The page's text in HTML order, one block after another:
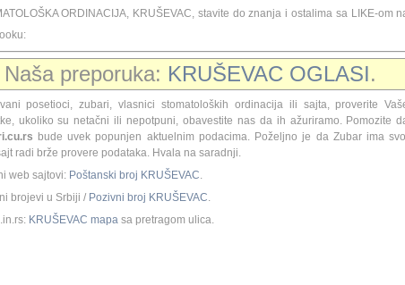
ORDINACIJA, KRUŠEVAC, stavite do znanja i ostalima sa LIKE-om
Naša preporuka: KRUŠEVAC OGLASI.
posetioci, zubari, vlasnici stomatoloških ordinacija ili sajta, proverite
ukoliko su netačni ili nepotpuni, obavestite nas da ih ažuriramo. Pomozite
bude uvek popunjen aktuelnim podacima. Poželjno je da Zubar ima
radi brže provere podataka. Hvala na saradnji.
web sajtovi: Poštanski broj KRUŠEVAC.
brojevi u Srbiji / Pozivni broj KRUŠEVAC.
KRUŠEVAC mapasa pretragom ulica.